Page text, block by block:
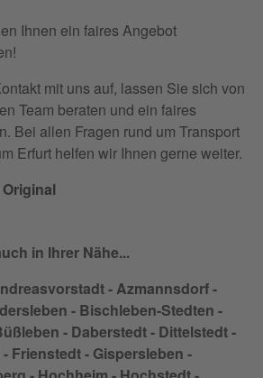
Ihnen ein faires Angebot
mit uns auf, lassen Sie sich von
Team beraten und ein faires
Bei allen Fragen rund um Transport
Erfurt helfen wir Ihnen gerne weiter.
in Ihrer Nähe...
- Azmannsdorf -
- Bischleben-Stedten -
- Daberstedt - Dittelstedt -
Frienstedt - Gispersleben -